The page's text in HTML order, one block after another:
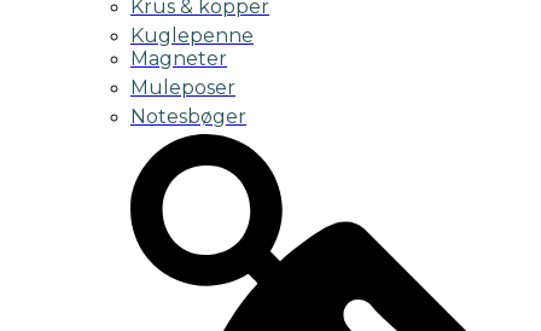
Krus & kopper
Kuglepenne
Magneter
Muleposer
Notesbøger